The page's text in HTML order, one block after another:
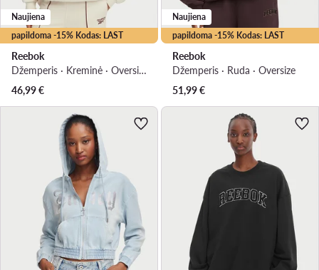
papildoma -15% Kodas: LAST
Naujiena
Reebok
Džemperis · Kreminė · Oversize
46,99€
papildoma -15% Kodas: LAST
Naujiena
Reebok
Džemperis · Ruda · Oversize
51,99€